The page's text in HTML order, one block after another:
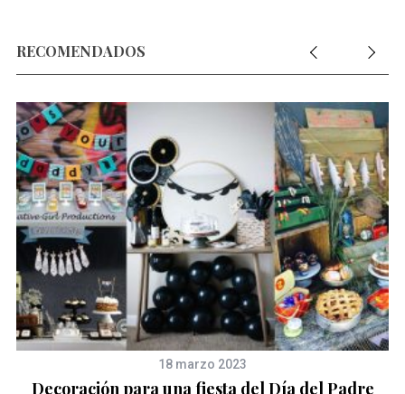
RECOMENDADOS
18 marzo 2023
Decoración para una fiesta del Día del Padre